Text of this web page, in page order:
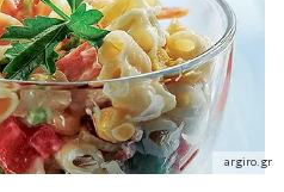
argiro.gr